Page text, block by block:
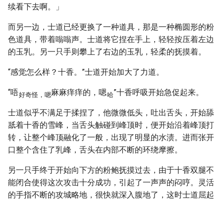
续看下去啊。」
而另一边，士道已经更换了一种道具，那是一种椭圆形的粉
色道具，带着嗡嗡声。士道将它捏在手上，轻轻按压着左边
的玉乳。另一只手则攀上了右边的玉乳，轻柔的抚摸着。
“感觉怎么样？十香。”士道开始加大了力道。
“唔好奇怪，嗯麻麻痒痒的，嗯哈”十香呼吸开始急促起来。
士道似乎不满足于揉捏了，他微微低头，吐出舌头，开始舔
舐着十香的雪峰，当舌头触碰到峰顶时，便开始沿着峰顶打
转，让整个峰顶融化了一般，出现了明显的水渍。进而张开
口整个含住了乳峰，舌头在内部不断的环绕摩擦。
另一只手终于开始向下方的粉鲍抚摸过去，由于十香双腿不
能闭合使得这次攻击十分成功，引起了一声声的闷哼。灵活
的手指不断的攻城略地，很快就深入腹地了，这时士道屈起